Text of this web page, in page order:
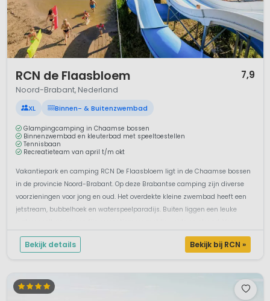
RCN de Flaasbloem 7,9
Noord-Brabant, Nederland
XL Binnen- & Buitenzwembad
Glampingcamping in Chaamse bossen
Binnenzwembad en kleuterbad met speeltoestellen
Tennisbaan
Recreatieteam van april t/m okt
Vakantiepark en camping RCN De Flaasbloem ligt in de Chaamse bossen
in de provincie Noord-Brabant. Op deze Brabantse camping zijn diverse
voorzieningen voor jong en oud. Het overdekte kleine zwembad heeft een
jetstream, bubbelhoek en waterspeelparadijs. Buiten liggen een leuke
Bekijk details Bekijk bij RCN »